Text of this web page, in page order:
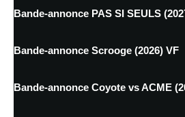
Bande-annonce PAS SI SEULS
Bande-annonce Scrooge (2026) VF
Bande-annonce Coyote vs ACME